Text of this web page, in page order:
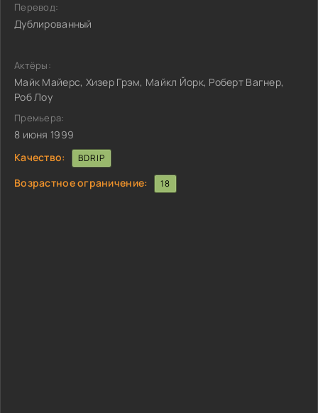
Перевод:
Дублированный
Актёры:
Майк Майерс, Хизер Грэм, Майкл Йорк, Роберт Вагнер,
Роб Лоу
Премьера:
8 июня 1999
Качество:
BDRIP
Возрастное ограничение: 18